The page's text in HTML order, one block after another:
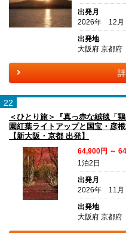
出発月
2026年 12月
出発地
大阪府 京都府
22
＜ひとり旅＞『真っ赤な絨毯「
園紅葉ライトアップと国宝・彦
【新大阪・京都 出発】
64,900円 ～
1泊2日
出発月
2026年 11月
出発地
大阪府 京都府